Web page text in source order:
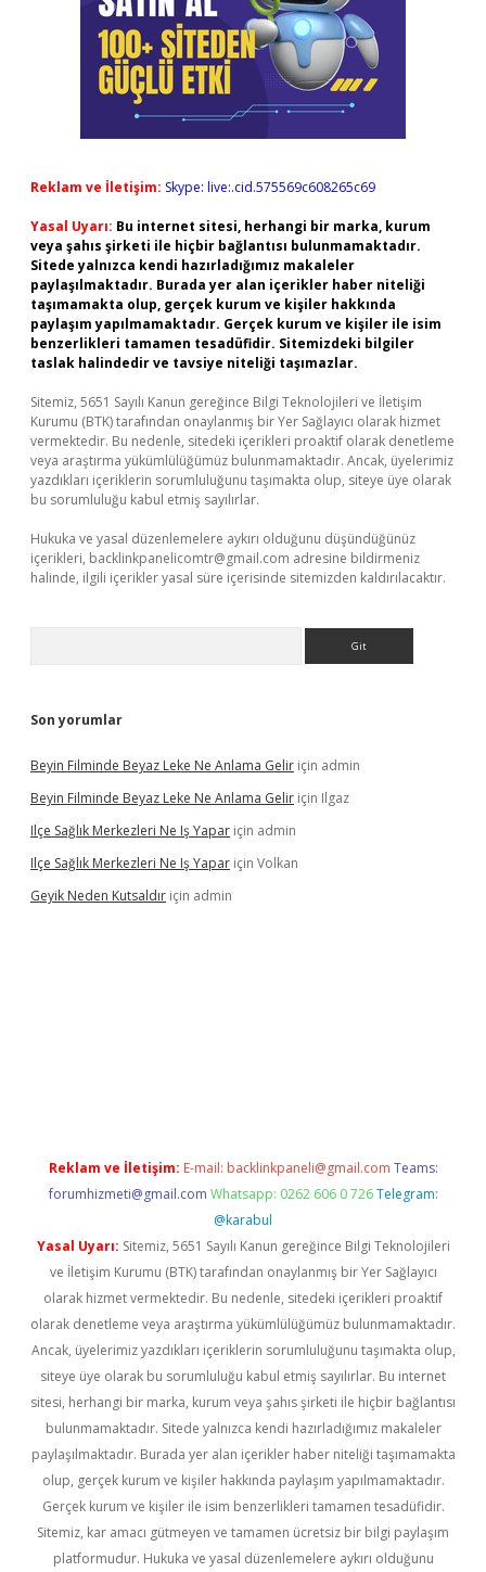
Reklam ve İletişim: Skype: live:.cid.575569c608265c69
Yasal Uyarı: Bu internet sitesi, herhangi bir marka, kurum
veya şahıs şirketi ile hiçbir bağlantısı bulunmamaktadır.
Sitede yalnızca kendi hazırladığımız makaleler
paylaşılmaktadır. Burada yer alan içerikler haber niteliği
taşımamakta olup, gerçek kurum ve kişiler hakkında
paylaşım yapılmamaktadır. Gerçek kurum ve kişiler ile isim
benzerlikleri tamamen tesadüfidir. Sitemizdeki bilgiler
taslak halindedir ve tavsiye niteliği taşımazlar.
Sitemiz, 5651 Sayılı Kanun gereğince Bilgi Teknolojileri ve İletişim
Kurumu (BTK) tarafından onaylanmış bir Yer Sağlayıcı olarak hizmet
vermektedir. Bu nedenle, sitedeki içerikleri proaktif olarak denetleme
veya araştırma yükümlülüğümüz bulunmamaktadır. Ancak, üyelerimiz
yazdıkları içeriklerin sorumluluğunu taşımakta olup, siteye üye olarak
bu sorumluluğu kabul etmiş sayılırlar.
Hukuka ve yasal düzenlemelere aykırı olduğunu düşündüğünüz
içerikleri, backlinkpanelicomtr@gmail.com adresine bildirmeniz
halinde, ilgili içerikler yasal süre içerisinde sitemizden kaldırılacaktır.
Son yorumlar
Beyin Filminde Beyaz Leke Ne Anlama Gelir için admin
Beyin Filminde Beyaz Leke Ne Anlama Gelir için Ilgaz
Ilçe Sağlık Merkezleri Ne Iş Yapar için admin
Ilçe Sağlık Merkezleri Ne Iş Yapar için Volkan
Geyik Neden Kutsaldır için admin
Reklam ve İletişim: E-mail: backlinkpaneli@gmail.com Teams:
forumhizmeti@gmail.com Whatsapp: 0262 606 0 726 Telegram:
@karabul
Yasal Uyarı: Sitemiz, 5651 Sayılı Kanun gereğince Bilgi Teknolojileri
ve İletişim Kurumu (BTK) tarafından onaylanmış bir Yer Sağlayıcı
olarak hizmet vermektedir. Bu nedenle, sitedeki içerikleri proaktif
olarak denetleme veya araştırma yükümlülüğümüz bulunmamaktadır.
Ancak, üyelerimiz yazdıkları içeriklerin sorumluluğunu taşımakta olup,
siteye üye olarak bu sorumluluğu kabul etmiş sayılırlar. Bu internet
sitesi, herhangi bir marka, kurum veya şahıs şirketi ile hiçbir bağlantısı
bulunmamaktadır. Sitede yalnızca kendi hazırladığımız makaleler
paylaşılmaktadır. Burada yer alan içerikler haber niteliği taşımamakta
olup, gerçek kurum ve kişiler hakkında paylaşım yapılmamaktadır.
Gerçek kurum ve kişiler ile isim benzerlikleri tamamen tesadüfidir.
Sitemiz, kar amacı gütmeyen ve tamamen ücretsiz bir bilgi paylaşım
platformudur. Hukuka ve yasal düzenlemelere aykırı olduğunu